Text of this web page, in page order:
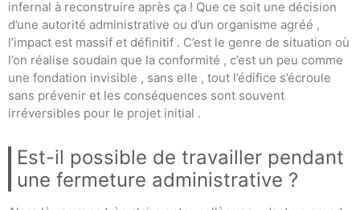
infernal à reconstruire après ça ! Que ce soit une décision
d’une autorité administrative ou d’un organisme agréé ,
l’impact est massif et définitif . C’est le genre de situation où
l’on réalise soudain que la conformité , c’est un peu comme
une fondation invisible , sans elle , tout l’édifice s’écroule
sans prévenir et les conséquences sont souvent
irréversibles pour le projet initial .
Est-il possible de travailler pendant
une fermeture administrative ?